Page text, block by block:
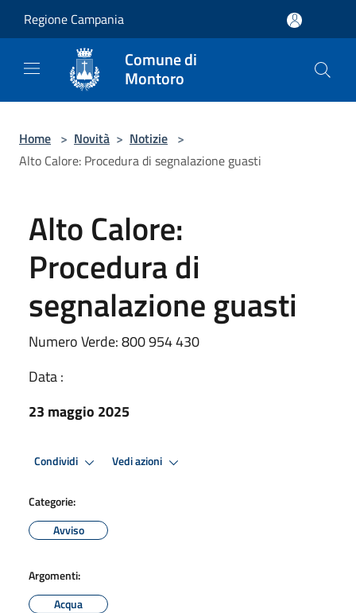
Regione Campania
Comune di
Montoro
Home > Novità > Notizie >
Alto Calore: Procedura di segnalazione guasti
Alto Calore:
Procedura di
segnalazione guasti
Numero Verde: 800 954 430
Data :
23 maggio 2025
Condividi Vedi azioni
Categorie:
Avviso
Argomenti:
Acqua